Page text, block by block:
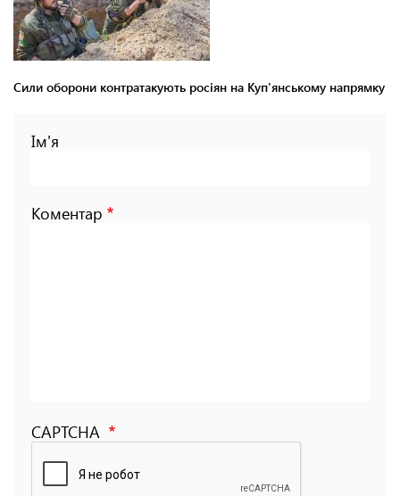
Сили оборони контратакують росіян на Куп'янському напрямку
Ім'я
Коментар
CAPTCHA